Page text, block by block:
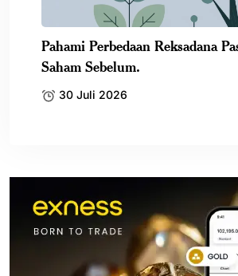
Pahami Perbedaan Reksadana
Saham Sebelum.
30 Juli 2026